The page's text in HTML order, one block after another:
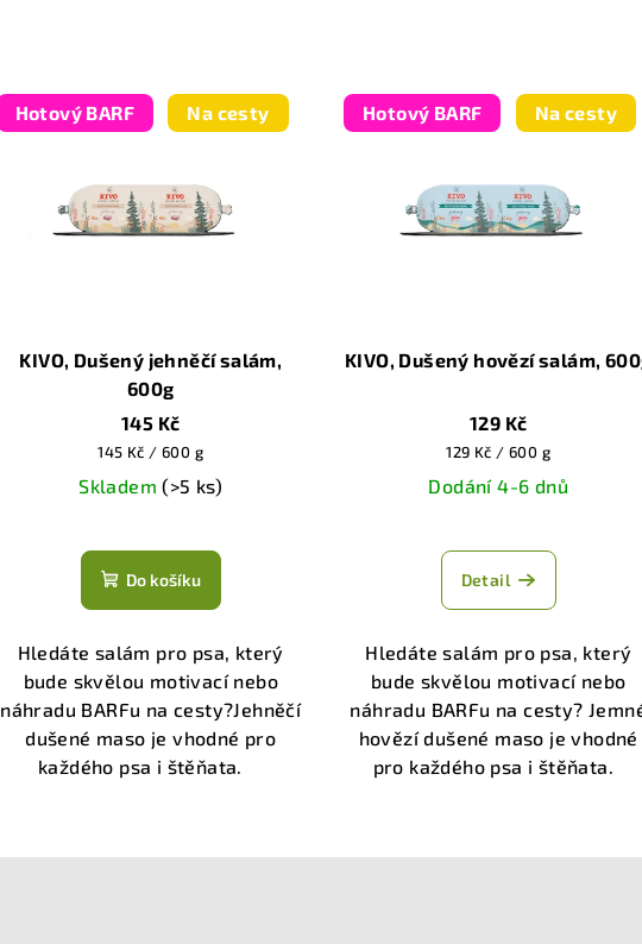
Hotový BARF Na cesty
KIVO, Dušený jehněčí salám,
600g
145 Kč
Měrná
cena:
145 Kč / 600 g
Skladem(>5 ks)
hodnocení
produktu
je
z
hvězdiček.
Do košíku
Hledáte salám pro psa, který
bude skvělou motivací nebo
náhradu BARFu na cesty?Jehněčí
dušené maso je vhodné pro
každého psa i štěňata.
Hotový BARF Na cesty
KIVO, Dušený hovězí salám,
129 Kč
Měrná
cena:
129 Kč / 600 g
Dodání 4-6 dnů
hodnocení
produktu
je
z
hvězdiček.
Detail
Hledáte salám pro psa, který
bude skvělou motivací nebo
náhradu BARFu na cesty?
hovězí dušené maso je vhodné
pro každého psa i štěňata.